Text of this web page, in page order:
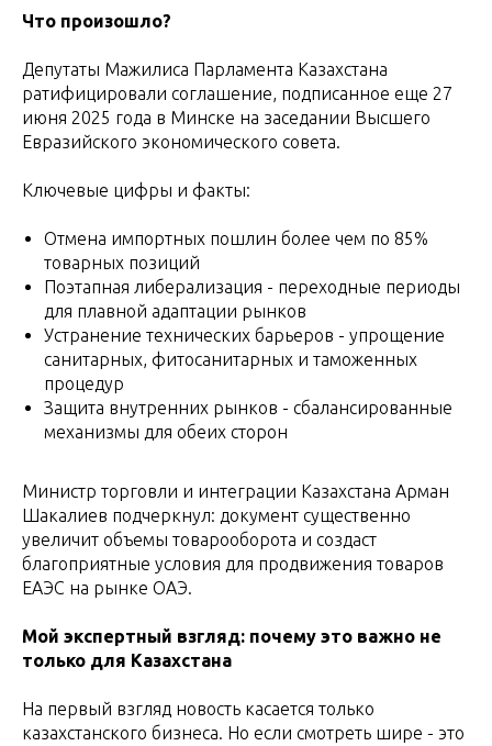
Что произошло?
Депутаты Мажилиса Парламента Казахстана
ратифицировали соглашение, подписанное еще 27
июня 2025 года в Минске на заседании Высшего
Евразийского экономического совета.
Ключевые цифры и факты:
Отмена импортных пошлин более чем по 85%
товарных позиций
Поэтапная либерализация - переходные периоды
для плавной адаптации рынков
Устранение технических барьеров - упрощение
санитарных, фитосанитарных и таможенных
процедур
Защита внутренних рынков - сбалансированные
механизмы для обеих сторон
Министр торговли и интеграции Казахстана Арман
Шакалиев подчеркнул: документ существенно
увеличит объемы товарооборота и создаст
благоприятные условия для продвижения товаров
ЕАЭС на рынке ОАЭ.
Мой экспертный взгляд: почему это важно не
только для Казахстана
На первый взгляд новость касается только
казахстанского бизнеса. Но если смотреть шире - это